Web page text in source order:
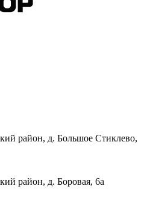
район, д. Большое Стиклево,
район, д. Боровая, 6а